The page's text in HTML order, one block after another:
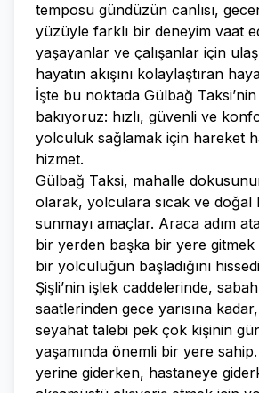
temposu gündüzün canlısı,
yüzüyle farklı bir deneyim vaat
yaşayanlar ve çalışanlar için
hayatın akışını kolaylaştıran
İşte bu noktada Gülbağ Taksi’nin
bakıyoruz: hızlı, güvenli ve
yolculuk sağlamak için hareket
hizmet.
Gülbağ Taksi, mahalle
olarak, yolculara sıcak ve doğal
sunmayı amaçlar. Araca adım
bir yerden başka bir yere
bir yolculuğun başladığını
Şişli’nin işlek caddelerinde,
saatlerinden gece yarısına
seyahat talebi pek çok kişinin
yaşamında önemli bir yere
yerine giderken, hastaneye